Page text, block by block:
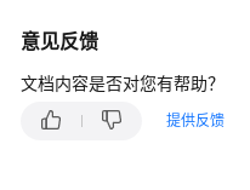
布
比
区
意见反馈
文档内容是否对您有帮助？
提供反馈